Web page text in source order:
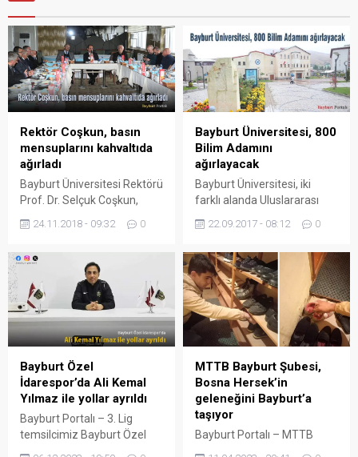
Rektör Coşkun, basın
mensuplarını kahvaltıda
ağırladı
Bayburt Üniversitesi Rektörü
Prof. Dr. Selçuk Coşkun,
basınla ilişkiler çerçevesinde
Cemiyeti’ne mensup basın
temsilcilerini kahvaltıda
ağırladı. Üniversitenin
Konukevi’nde gerçekleşen
basın kahvaltısına yönetim
ekibi ve danışman
kadrosuyla katılan Coşkun,
iletişim kanallarının
arıtılması ve temsil
konularında karşılıklı işbirliği
konularında görüşlerini
paylaştı. Cemiyet Başkanı
24.11.2018 - 09:32 0
Bayburt Üniversitesi, 800
Bilim Adamını
ağırlayacak
Bayburt Üniversitesi, iki
farklı alanda Uluslararası
yapacak. Bayburt
yaptığı 21-23 Eylül 2017
tarihleri arasında Bâberti
Külliyesi Eğitim Fakültesi
Konferans Salonunda 2’si
gerçekleştirilecek olan
mühendislik alanındaki son
gelişmeleri konu alan
‘Uluslararası Mühendislikte
Yeni Teknolojiler (ICADET
2017)’ sempozyumunda
Bayburt; 86 farklı kurumdan
586 ulusal ve uluslararası...
22.09.2017 - 08:12 0
Bayburt Özel
İdarespor’da Ali Kemal
Yılmaz ile yollar ayrıldı
Bayburt Portalı – 3. Lig
temsilcimiz Bayburt Özel
MTTB Bayburt Şubesi,
Bosna Hersek’in
geleneğini Bayburt’a
taşıyor
Bayburt Portalı – MTTB